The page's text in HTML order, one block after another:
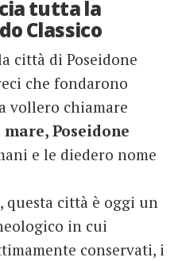
tutta la
Classico
città di Poseidone
che fondarono
vollero chiamare
Poseidone
e le diedero nome
questa città è oggi un
in cui
conservati, i